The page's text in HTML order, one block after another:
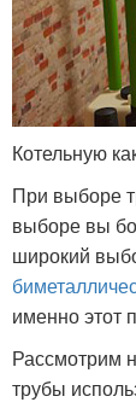
Котельную
При выборе
выборе вы
широкий
именно этот
Рассмотрим
трубы